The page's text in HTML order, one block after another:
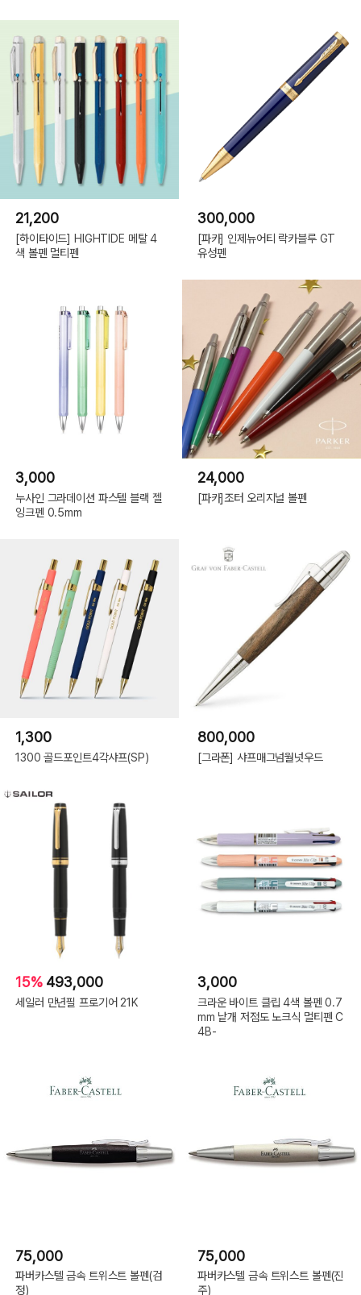
21,200
[하이타이드] HIGHTIDE 메탈 4
색 볼펜 멀티펜
300,000
[파카] 인제뉴어티 락카블루 GT
유성펜
3,000
누사인 그라데이션 파스텔 블랙 젤
잉크펜 0.5mm
24,000
[파카]조터 오리지널 볼펜
1,300
1300 골드포인트4각샤프(SP)
800,000
[그라폰] 샤프매그넘월넛우드
15% 493,000
세일러 만년필 프로기어 21K
3,000
크라운 바이트 클립 4색 볼펜 0.7
mm 낱개 저점도 노크식 멀티펜 C
4B-
75,000
파버카스텔 금속 트위스트 볼펜(검
정)
75,000
파버카스텔 금속 트위스트 볼펜(진
주)